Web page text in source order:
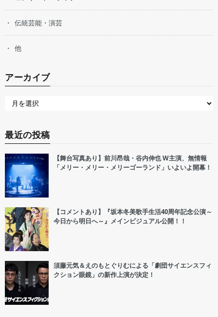
伝統芸能・演芸
他
アーカイブ
最近の投稿
【舞台写真あり】前川昂哉・谷内伸也 W主演、無情報
「メリー・メリー・メリーゴーランド」いよいよ開幕！
【コメントあり】『坂本冬美歌手生活40周年記念公演～
今日から明日へ～』メインビジュアル公開！！
須藤元気＆えのもとぐりむによる「劇団サイエンスフィ
クション眼鏡」の新作上演が決定！